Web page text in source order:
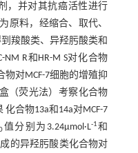
，并对其抗癌活性进行
原料，经缩合、取代、
羧酸类、异羟肟酸类和
NM R和HR-M S对化合物
对MCF-7细胞的增殖抑
（荧光法）考察化合物
合物13a和14a对MCF-7
值分别为3.24μmol·L-1和
的异羟肟酸类化合物对